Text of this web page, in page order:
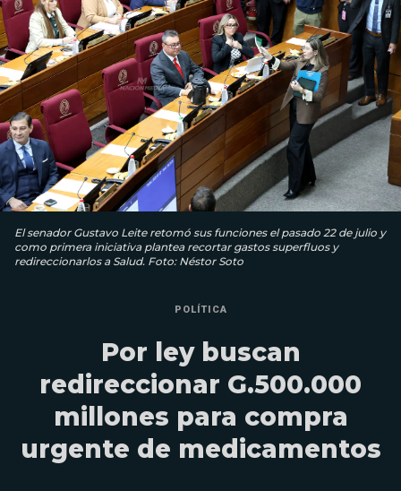
El senador Gustavo Leite retomó sus funciones el pasado 22 de julio y
como primera iniciativa plantea recortar gastos superfluos y
redireccionarlos a Salud. Foto: Néstor Soto
POLÍTICA
Por ley buscan
redireccionar G.500.000
millones para compra
urgente de medicamentos